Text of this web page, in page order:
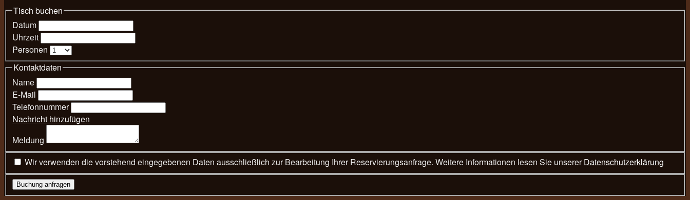
Tisch buchen
Datum
Uhrzeit
Personen
Kontaktdaten
Name
E-Mail
Telefonnummer
Nachricht hinzufügen
Meldung
Wir verwenden die vorstehend eingegebenen Daten ausschließlich zur Bearbeitung Ihrer Reservierungsanfrage. Weitere Informationen lesen Sie unsererDatenschutzerklärung
Buchung anfragen